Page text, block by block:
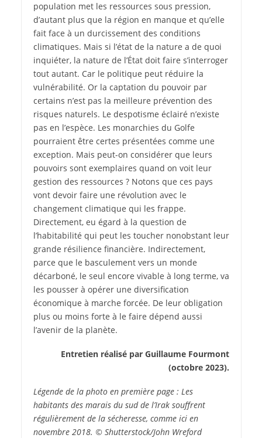
population met les ressources sous pression,
d’autant plus que la région en manque et qu’elle
fait face à un durcissement des conditions
climatiques. Mais si l’état de la nature a de quoi
inquiéter, la nature de l’État doit faire s’interroger
tout autant. Car le politique peut réduire la
vulnérabilité. Or la captation du pouvoir par
certains n’est pas la meilleure prévention des
risques naturels. Le despotisme éclairé n’existe
pas en l’espèce. Les monarchies du Golfe
pourraient être certes présentées comme une
exception. Mais peut-on considérer que leurs
pouvoirs sont exemplaires quand on voit leur
gestion des ressources ? Notons que ces pays
vont devoir faire une révolution avec le
changement climatique qui les frappe.
Directement, eu égard à la question de
l’habitabilité qui peut les toucher nonobstant leur
grande résilience financière. Indirectement,
parce que le basculement vers un monde
décarboné, le seul encore vivable à long terme, va
les pousser à opérer une diversification
économique à marche forcée. De leur obligation
plus ou moins forte à le faire dépend aussi
l’avenir de la planète.
Entretien réalisé par Guillaume Fourmont
(octobre 2023).
Légende de la photo en première page : Les
habitants des marais du sud de l’Irak souffrent
régulièrement de la sécheresse, comme ici en
novembre 2018. © Shutterstock/John Wreford